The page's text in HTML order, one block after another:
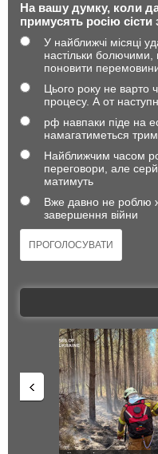
На вашу думку, коли
примусять росію сісти
У найближчі місяці
настільки
поновити
Цього року не варто
процесу. А от
рф навпаки піде на
намагатиметься
Найближчим часом
переговори, але
матимуть
Вже давно не роблю
завершення війни